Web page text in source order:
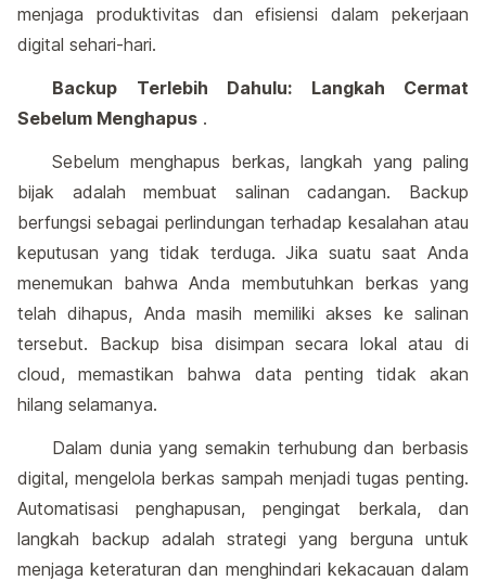
menjaga produktivitas dan efisiensi dalam pekerjaan
digital sehari-hari.
Backup Terlebih Dahulu: Langkah Cermat
Sebelum Menghapus .
Sebelum menghapus berkas, langkah yang paling
bijak adalah membuat salinan cadangan. Backup
berfungsi sebagai perlindungan terhadap kesalahan atau
keputusan yang tidak terduga. Jika suatu saat Anda
menemukan bahwa Anda membutuhkan berkas yang
telah dihapus, Anda masih memiliki akses ke salinan
tersebut. Backup bisa disimpan secara lokal atau di
cloud, memastikan bahwa data penting tidak akan
hilang selamanya.
Dalam dunia yang semakin terhubung dan berbasis
digital, mengelola berkas sampah menjadi tugas penting.
Automatisasi penghapusan, pengingat berkala, dan
langkah backup adalah strategi yang berguna untuk
menjaga keteraturan dan menghindari kekacauan dalam